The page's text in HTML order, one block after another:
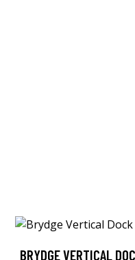
BRYDGE VERTICAL